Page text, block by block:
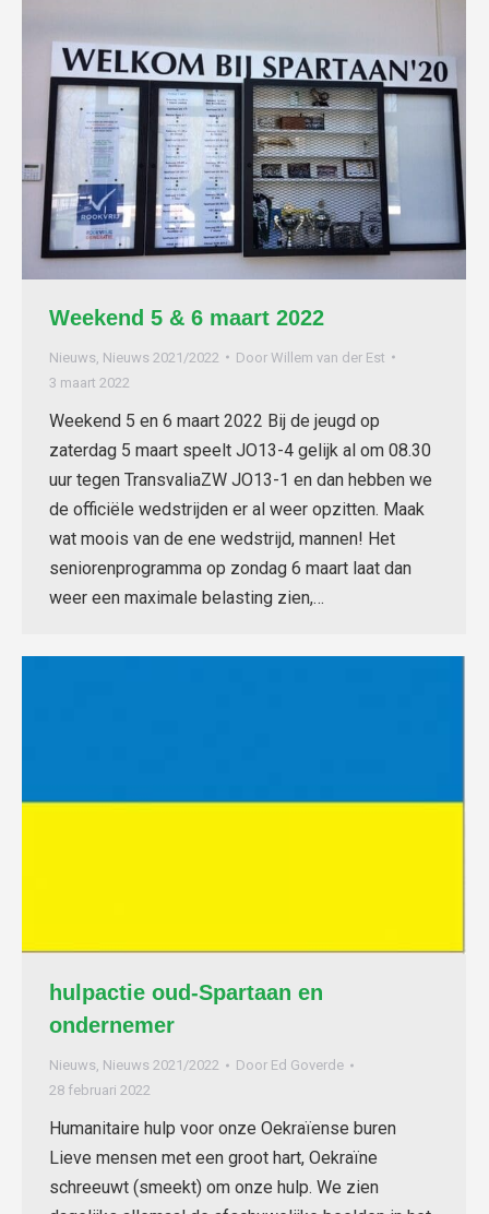
Weekend 5 & 6 maart 2022
Nieuws Nieuws 2021/2022 Door Willem van der Est
3 maart 2022
Weekend 5 en 6 maart 2022 Bij de jeugd op
zaterdag 5 maart speelt JO13-4 gelijk al om 08.30
uur tegen TransvaliaZW JO13-1 en dan hebben we
de officiële wedstrijden er al weer opzitten. Maak
wat moois van de ene wedstrijd, mannen! Het
seniorenprogramma op zondag 6 maart laat dan
weer een maximale belasting zien,…
hulpactie oud-Spartaan en
ondernemer
Nieuws, Nieuws 2021/2022 Door Ed Goverde
28 februari 2022
Humanitaire hulp voor onze Oekraïense buren
Lieve mensen met een groot hart, Oekraïne
schreeuwt (smeekt) om onze hulp. We zien